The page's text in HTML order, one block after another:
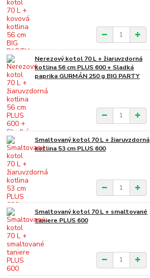
Nerezový kotol 70 L + žiaruvzdorná
kotlina 56 cm PLUS 600 + Sladká
paprika GURMÁN 250 g BIG PARTY
Smaltovaný kotol 70 L + žiaruvzdorná
kotlina 53 cm PLUS 600
Smaltovaný kotol 70 L + smaltované
taniere PLUS 600